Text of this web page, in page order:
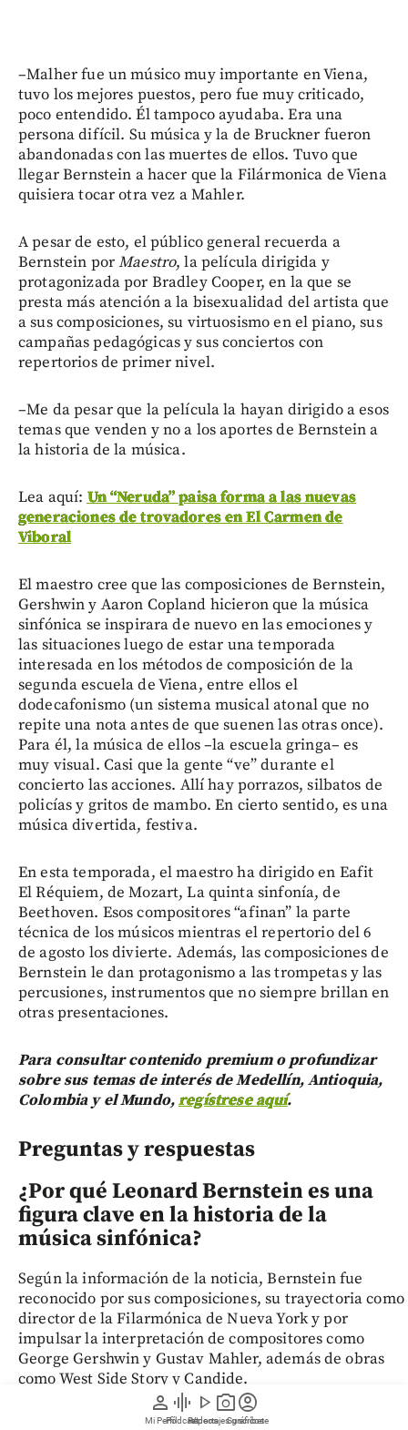
person
Mi Perfil
graphic_eq
Pódcast
play_arrow
Videos
photo_camera
Reportajes gráficos
account_circle
Suscríbete
–Malher fue un músico muy importante en Viena,
tuvo los mejores puestos, pero fue muy criticado,
poco entendido. Él tampoco ayudaba. Era una
persona difícil. Su música y la de Bruckner fueron
abandonadas con las muertes de ellos. Tuvo que
llegar Bernstein a hacer que la Filármonica de Viena
quisiera tocar otra vez a Mahler.
A pesar de esto, el público general recuerda a
Bernstein porMaestro, la película dirigida y
protagonizada por Bradley Cooper, en la que se
presta más atención a la bisexualidad del artista que
a sus composiciones, su virtuosismo en el piano, sus
campañas pedagógicas y sus conciertos con
repertorios de primer nivel.
–Me da pesar que la película la hayan dirigido a esos
temas que venden y no a los aportes de Bernstein a
la historia de la música.
Lea aquí: Un “Neruda” paisa forma a las nuevas
generaciones de trovadores en El Carmen de
Viboral
El maestro cree que las composiciones de Bernstein,
Gershwin y Aaron Copland hicieron que la música
sinfónica se inspirara de nuevo en las emociones y
las situaciones luego de estar una temporada
interesada en los métodos de composición de la
segunda escuela de Viena, entre ellos el
dodecafonismo (un sistema musical atonal que no
repite una nota antes de que suenen las otras once).
Para él, la música de ellos –la escuela gringa– es
muy visual. Casi que la gente “ve” durante el
concierto las acciones. Allí hay porrazos, silbatos de
policías y gritos de mambo. En cierto sentido, es una
música divertida, festiva.
En esta temporada, el maestro ha dirigido en Eafit
El Réquiem, de Mozart, La quinta sinfonía, de
Beethoven. Esos compositores “afinan” la parte
técnica de los músicos mientras el repertorio del 6
de agosto los divierte. Además, las composiciones de
Bernstein le dan protagonismo a las trompetas y las
percusiones, instrumentos que no siempre brillan en
otras presentaciones.
Para consultar contenido premium o profundizar
sobre sus temas de interés de Medellín, Antioquia,
Colombia y el Mundo,regístrese aquí.
Preguntas y respuestas
¿Por qué Leonard Bernstein es una
figura clave en la historia de la
música sinfónica?
Según la información de la noticia, Bernstein fue
reconocido por sus composiciones, su trayectoria como
director de la Filarmónica de Nueva York y por
impulsar la interpretación de compositores como
George Gershwin y Gustav Mahler, además de obras
como West Side Story y Candide.